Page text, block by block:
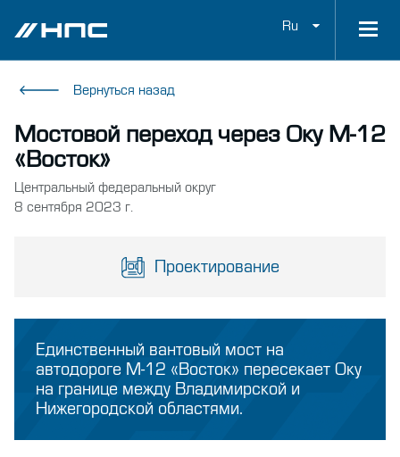
Ru
Вернуться назад
Мостовой переход через Оку М-12
«Восток»
Центральный федеральный округ
8 сентября 2023 г.
Проектирование
Единственный вантовый мост на
автодороге М‑12 «Восток» пересекает Оку
на границе между Владимирской и
Нижегородской областями.